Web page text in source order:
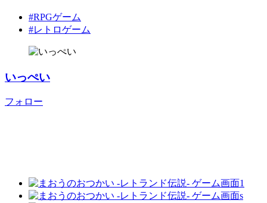
#RPGゲーム
#レトロゲーム
いっぺい
フォロー